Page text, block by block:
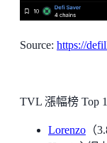
Source: https://
TVL 漲幅榜 Top
Lorenzo （